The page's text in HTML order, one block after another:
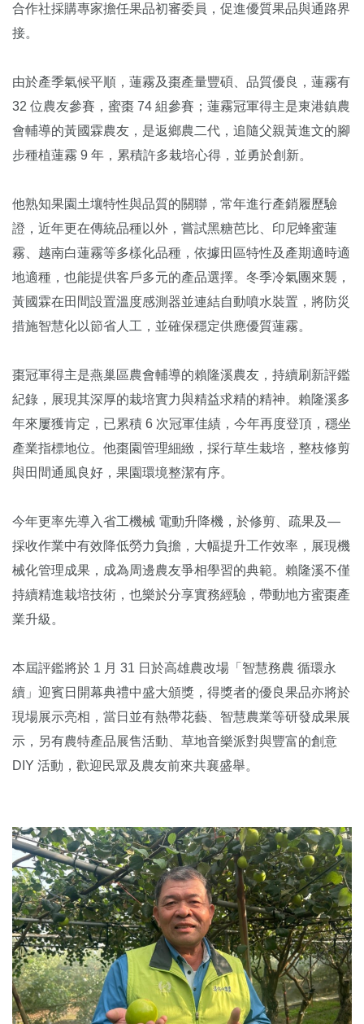
合作社採購專家擔任果品初審委員，促進優質果品與通路界
接。
由於產季氣候平順，蓮霧及棗產量豐碩、品質優良，蓮霧有
32 位農友參賽，蜜棗 74 組參賽；蓮霧冠軍得主是東港鎮農
會輔導的黃國霖農友，是返鄉農二代，追隨父親黃進文的腳
步種植蓮霧 9 年，累積許多栽培心得，並勇於創新。
他熟知果園土壤特性與品質的關聯，常年進行產銷履歷驗
證，近年更在傳統品種以外，嘗試黑糖芭比、印尼蜂蜜蓮
霧、越南白蓮霧等多樣化品種，依據田區特性及產期適時適
地適種，也能提供客戶多元的產品選擇。冬季冷氣團來襲，
黃國霖在田間設置溫度感測器並連結自動噴水裝置，將防災
措施智慧化以節省人工，並確保穩定供應優質蓮霧。
棗冠軍得主是燕巢區農會輔導的賴隆溪農友，持續刷新評鑑
紀錄，展現其深厚的栽培實力與精益求精的精神。賴隆溪多
年來屢獲肯定，已累積 6 次冠軍佳績，今年再度登頂，穩坐
產業指標地位。他棗園管理細緻，採行草生栽培，整枝修剪
與田間通風良好，果園環境整潔有序。
今年更率先導入省工機械 電動升降機，於修剪、疏果及—
採收作業中有效降低勞力負擔，大幅提升工作效率，展現機
械化管理成果，成為周邊農友爭相學習的典範。賴隆溪不僅
持續精進栽培技術，也樂於分享實務經驗，帶動地方蜜棗產
業升級。
本屆評鑑將於 1 月 31 日於高雄農改場「智慧務農 循環永
續」迎賓日開幕典禮中盛大頒獎，得獎者的優良果品亦將於
現場展示亮相，當日並有熱帶花藝、智慧農業等研發成果展
示，另有農特產品展售活動、草地音樂派對與豐富的創意
DIY 活動，歡迎民眾及農友前來共襄盛舉。